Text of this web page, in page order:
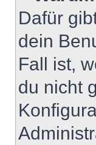
Dafür
dein
Fall ist,
du nicht